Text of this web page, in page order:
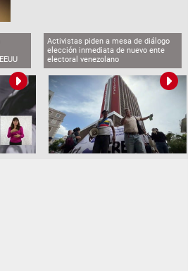
Activistas piden a mesa de diálogo
elección inmediata de nuevo ente
electoral venezolano